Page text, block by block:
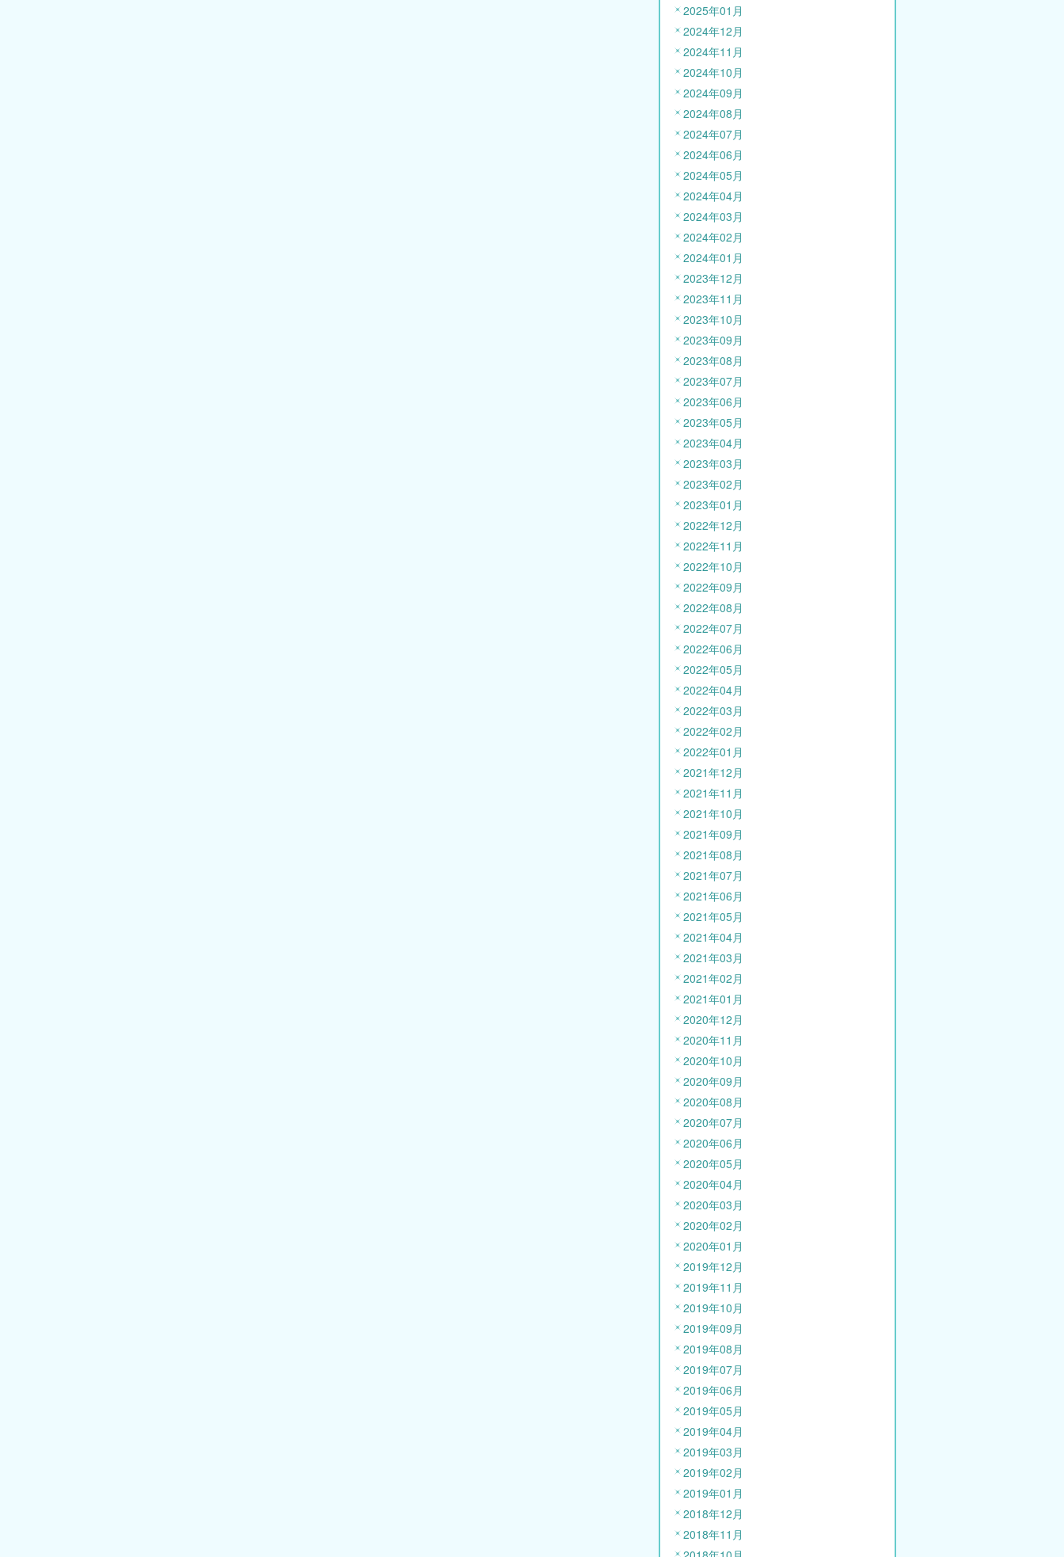
2025年01月
2024年12月
2024年11月
2024年10月
2024年09月
2024年08月
2024年07月
2024年06月
2024年05月
2024年04月
2024年03月
2024年02月
2024年01月
2023年12月
2023年11月
2023年10月
2023年09月
2023年08月
2023年07月
2023年06月
2023年05月
2023年04月
2023年03月
2023年02月
2023年01月
2022年12月
2022年11月
2022年10月
2022年09月
2022年08月
2022年07月
2022年06月
2022年05月
2022年04月
2022年03月
2022年02月
2022年01月
2021年12月
2021年11月
2021年10月
2021年09月
2021年08月
2021年07月
2021年06月
2021年05月
2021年04月
2021年03月
2021年02月
2021年01月
2020年12月
2020年11月
2020年10月
2020年09月
2020年08月
2020年07月
2020年06月
2020年05月
2020年04月
2020年03月
2020年02月
2020年01月
2019年12月
2019年11月
2019年10月
2019年09月
2019年08月
2019年07月
2019年06月
2019年05月
2019年04月
2019年03月
2019年02月
2019年01月
2018年12月
2018年11月